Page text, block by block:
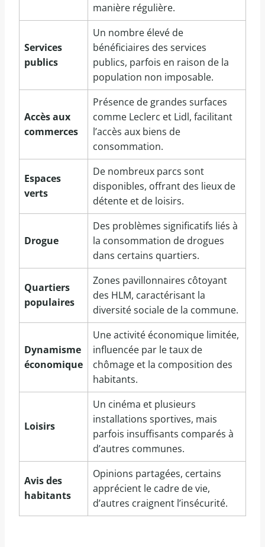
manière régulière.
Services
publics
Un nombre élevé de
bénéficiaires des services
publics, parfois en raison de la
population non imposable.
Accès aux
commerces
Présence de grandes surfaces
comme Leclerc et Lidl, facilitant
l’accès aux biens de
consommation.
Espaces
verts
De nombreux parcs sont
disponibles, offrant des lieux de
détente et de loisirs.
Drogue
Des problèmes significatifs liés à
la consommation de drogues
dans certains quartiers.
Quartiers
populaires
Zones pavillonnaires côtoyant
des HLM, caractérisant la
diversité sociale de la commune.
Dynamisme
économique
Une activité économique limitée,
influencée par le taux de
chômage et la composition des
habitants.
Loisirs
Un cinéma et plusieurs
installations sportives, mais
parfois insuffisants comparés à
d’autres communes.
Avis des
habitants
Opinions partagées, certains
apprécient le cadre de vie,
d’autres craignent l’insécurité.